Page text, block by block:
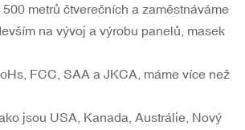
metrů čtverečních a zaměstnáváme
na vývoj a výrobu panelů, masek
FCC, SAA a JKCA, máme více než
jsou USA, Kanada, Austrálie, Nový